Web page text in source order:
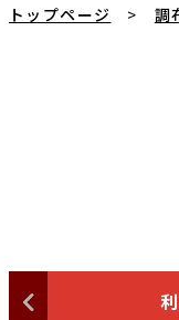
トップページ 調